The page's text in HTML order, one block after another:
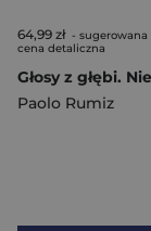
64,99 zł - sugerowana
cena detaliczna
Paolo Rumiz